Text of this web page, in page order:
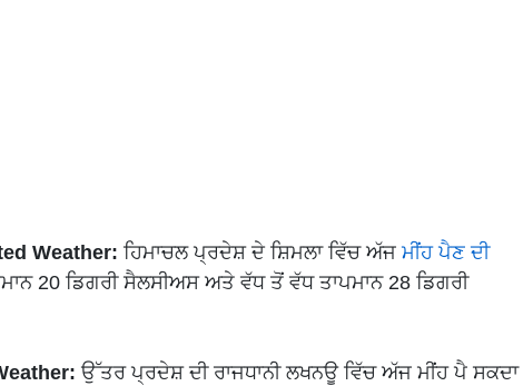
Weather: ਹਿਮਾਚਲ ਪ੍ਰਦੇਸ਼ ਦੇ ਸ਼ਿਮਲਾ ਵਿੱਚ ਅੱਜ ਮੀਂਹ ਪੈਣ ਦੀ
20 ਡਿਗਰੀ ਸੈਲਸੀਅਸ ਅਤੇ ਵੱਧ ਤੋਂ ਵੱਧ ਤਾਪਮਾਨ 28 ਡਿਗਰੀ
ਉੱਤਰ ਪ੍ਰਦੇਸ਼ ਦੀ ਰਾਜਧਾਨੀ ਲਖਨਊ ਵਿੱਚ ਅੱਜ ਮੀਂਹ ਪੈ ਸਕਦਾ